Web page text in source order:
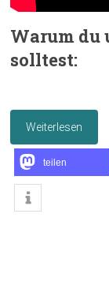
Warum du
solltest:
Weiterlesen
teilen